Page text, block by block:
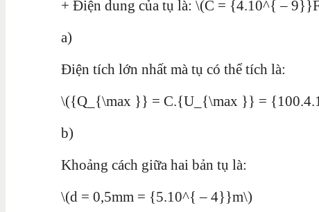
+ Điện dung của tụ là: \(C = {4.10^{ –
a)
Điện tích lớn nhất mà tụ có thể tích là:
\({Q_{\max }} = C.{U_{\max }} =
b)
Khoảng cách giữa hai bản tụ là:
\(d = 0,5mm = {5.10^{ – 4}}m\)